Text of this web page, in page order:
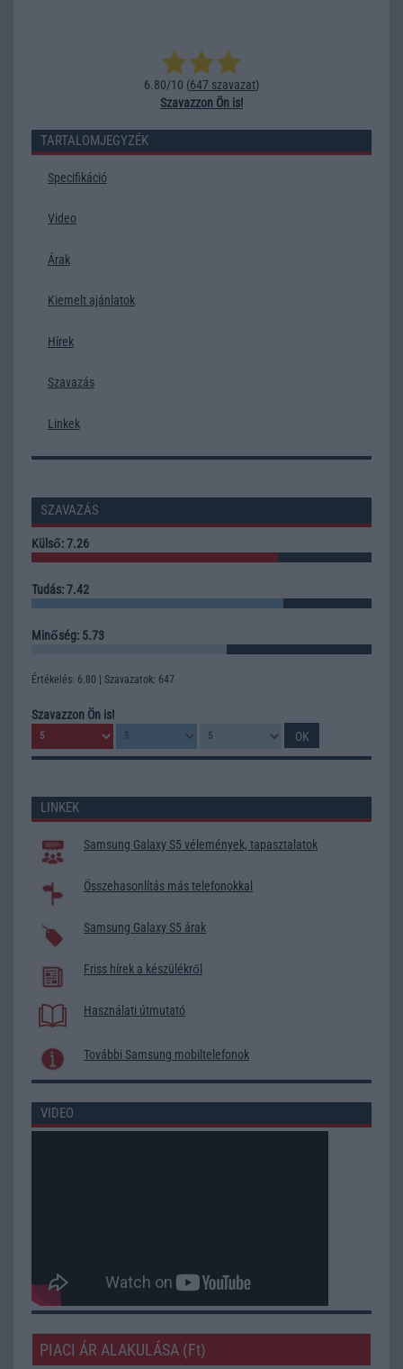
6.80/10 (647 szavazat)
Szavazzon Ön is!
TARTALOMJEGYZÉK
Specifikáció
Video
Árak
Kiemelt ajánlatok
Hírek
Szavazás
Linkek
SZAVAZÁS
Külső: 7.26
Tudás: 7.42
Minőség: 5.73
Értékelés: 6.80 | Szavazatok: 647
Szavazzon Ön is!
LINKEK
Samsung Galaxy S5 vélemények, tapasztalatok
Összehasonlítás más telefonokkal
Samsung Galaxy S5 árak
Friss hírek a készülékről
Használati útmutató
További Samsung mobiltelefonok
VIDEO
PIACI ÁR ALAKULÁSA (Ft)